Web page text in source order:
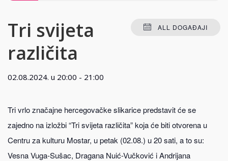
ALL DOGAĐAJI
Tri svijeta
različita
02.08.2024. u 20:00 - 21:00
Tri vrlo značajne hercegovačke slikarice predstavit će se
zajedno na izložbi “Tri svijeta različita” koja će biti otvorena u
Centru za kulturu Mostar, u petak (02.08.) u 20 sati, a to su:
Vesna Vuga-Sušac, Dragana Nuić-Vučković i Andrijana